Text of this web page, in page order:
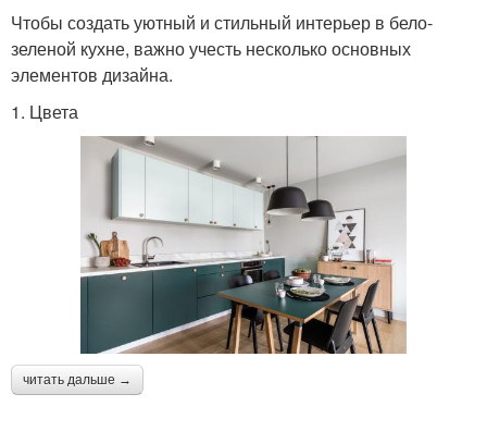
Чтобы создать уютный и стильный интерьер в бело-
зеленой кухне, важно учесть несколько основных
элементов дизайна.
1. Цвета
читать дальше →